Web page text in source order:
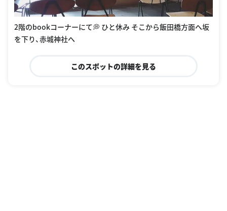
2階のbookコーナーにて💭 ひと休み そこから飯田橋方面へ坂
を下り、赤城神社へ
このスポットの詳細を見る